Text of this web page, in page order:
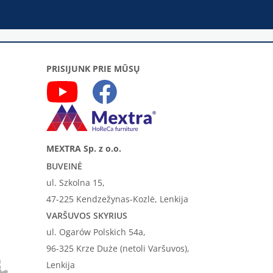
PRISIJUNK PRIE MŪSŲ
MEXTRA Sp. z o.o.
BUVEINĖ
ul. Szkolna 15,
47-225 Kendzežynas-Kozlė, Lenkija
VARŠUVOS SKYRIUS
ul. Ogarów Polskich 54a,
96-325 Krze Duże (netoli Varšuvos),
Lenkija